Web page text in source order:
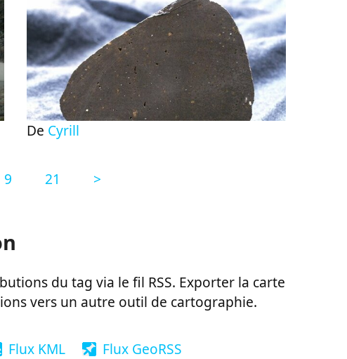
De Cyrill
9 21 >
du tag via le fil RSS. Exporter la carte
vers un autre outil de cartographie.
Flux KML Flux GeoRSS